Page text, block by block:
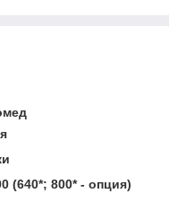
(640*; 800* - опция)